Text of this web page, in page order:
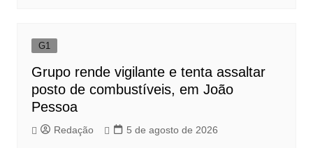
G1
Grupo rende vigilante e tenta assaltar
posto de combustíveis, em João
Pessoa
Redação 5 de agosto de 2026